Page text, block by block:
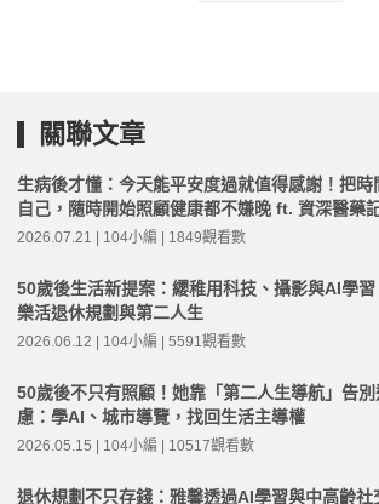
關聯文章
生病後才懂：今天能平安度過就值得感謝！把時
自己，隨時開始照顧健康都不嫌晚 ft. 資深醫藥
瑞玲 | 高年級不打烊 x 用 AI 點亮第二人生 EP282
2026.07.21 | 104小編 | 1849觀看數
50歲後生活新提案：纓稚用科技、攝影與AI學
樂活退休規劃與第二人生
2026.06.12 | 104小編 | 5591觀看數
50歲後不只有照顧！她靠「第二人生導航」告
慮：學AI、城市導覽，找回生活主導權
2026.05.15 | 104小編 | 10517觀看數
退休規劃不只存錢：雅馨透過AI學習與中高齡社